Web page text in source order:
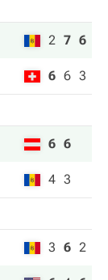
2 7 6
6 6 3
6 6
4 3
3 6 2